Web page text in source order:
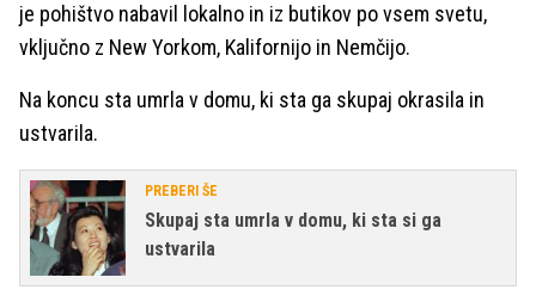
je pohištvo nabavil lokalno in iz butikov po vsem svetu,
vključno z New Yorkom, Kalifornijo in Nemčijo.
Na koncu sta umrla v domu, ki sta ga skupaj okrasila in
ustvarila.
PREBERI ŠE
Skupaj sta umrla v domu, ki sta si ga
ustvarila